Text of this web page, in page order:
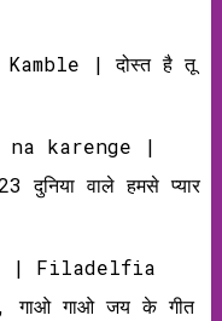
| दोस्‍त है तू
na karenge |
वाले हमसे प्यार
| Filadelfia
गाओ जय के गीत